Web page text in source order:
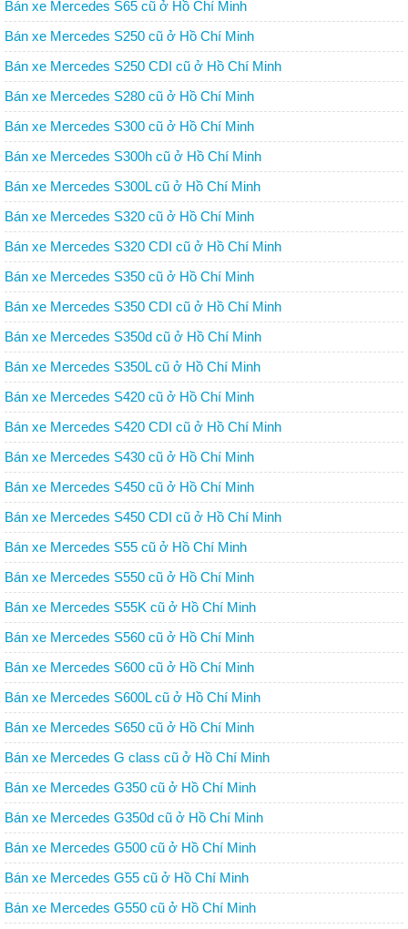
Bán xe Mercedes S65 cũ ở Hồ Chí Minh
Bán xe Mercedes S250 cũ ở Hồ Chí Minh
Bán xe Mercedes S250 CDI cũ ở Hồ Chí Minh
Bán xe Mercedes S280 cũ ở Hồ Chí Minh
Bán xe Mercedes S300 cũ ở Hồ Chí Minh
Bán xe Mercedes S300h cũ ở Hồ Chí Minh
Bán xe Mercedes S300L cũ ở Hồ Chí Minh
Bán xe Mercedes S320 cũ ở Hồ Chí Minh
Bán xe Mercedes S320 CDI cũ ở Hồ Chí Minh
Bán xe Mercedes S350 cũ ở Hồ Chí Minh
Bán xe Mercedes S350 CDI cũ ở Hồ Chí Minh
Bán xe Mercedes S350d cũ ở Hồ Chí Minh
Bán xe Mercedes S350L cũ ở Hồ Chí Minh
Bán xe Mercedes S420 cũ ở Hồ Chí Minh
Bán xe Mercedes S420 CDI cũ ở Hồ Chí Minh
Bán xe Mercedes S430 cũ ở Hồ Chí Minh
Bán xe Mercedes S450 cũ ở Hồ Chí Minh
Bán xe Mercedes S450 CDI cũ ở Hồ Chí Minh
Bán xe Mercedes S55 cũ ở Hồ Chí Minh
Bán xe Mercedes S550 cũ ở Hồ Chí Minh
Bán xe Mercedes S55K cũ ở Hồ Chí Minh
Bán xe Mercedes S560 cũ ở Hồ Chí Minh
Bán xe Mercedes S600 cũ ở Hồ Chí Minh
Bán xe Mercedes S600L cũ ở Hồ Chí Minh
Bán xe Mercedes S650 cũ ở Hồ Chí Minh
Bán xe Mercedes G class cũ ở Hồ Chí Minh
Bán xe Mercedes G350 cũ ở Hồ Chí Minh
Bán xe Mercedes G350d cũ ở Hồ Chí Minh
Bán xe Mercedes G500 cũ ở Hồ Chí Minh
Bán xe Mercedes G55 cũ ở Hồ Chí Minh
Bán xe Mercedes G550 cũ ở Hồ Chí Minh